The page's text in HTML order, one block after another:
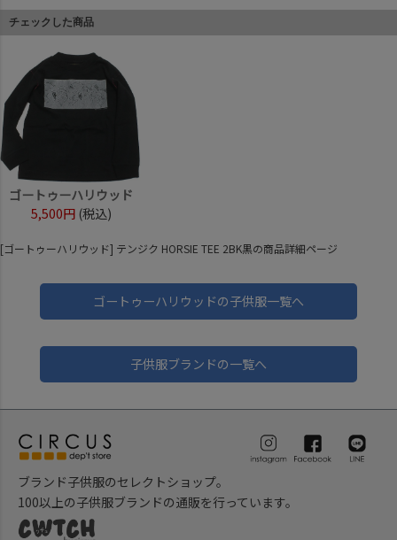
チェックした商品
ゴートゥーハリウッド
5,500円 (税込)
[ゴートゥーハリウッド] テンジク HORSIE TEE 2BK黒の商品詳細ページ
ゴートゥーハリウッドの子供服一覧へ
子供服ブランドの一覧へ
ブランド子供服のセレクトショップ。
100以上の子供服ブランドの通販を行っています。